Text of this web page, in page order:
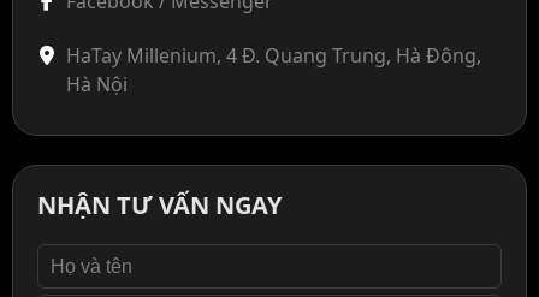
HaTay Millenium, 4 Đ. Quang Trung, Hà Đông,
Hà Nội
NHẬN TƯ VẤN NGAY